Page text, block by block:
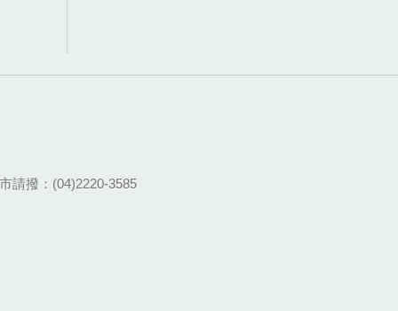
請撥：(04)2220-3585